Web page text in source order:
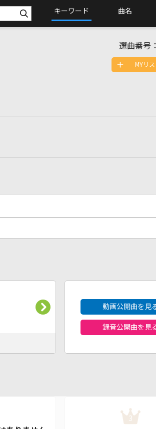
キーワード 曲名
選曲番号：
MYリ
動画公開曲を見
録音公開曲を見
3